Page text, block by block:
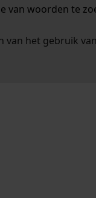
van woorden te
van het gebruik